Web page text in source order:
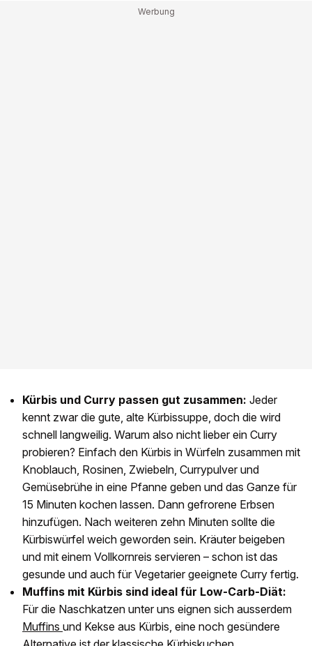
Kürbis und Curry passen gut zusammen: Jeder
kennt zwar die gute, alte Kürbissuppe, doch die wird
schnell langweilig. Warum also nicht lieber ein Curry
probieren? Einfach den Kürbis in Würfeln zusammen mit
Knoblauch, Rosinen, Zwiebeln, Currypulver und
Gemüsebrühe in eine Pfanne geben und das Ganze für
15 Minuten kochen lassen. Dann gefrorene Erbsen
hinzufügen. Nach weiteren zehn Minuten sollte die
Kürbiswürfel weich geworden sein. Kräuter beigeben
und mit einem Vollkornreis servieren – schon ist das
gesunde und auch für Vegetarier geeignete Curry fertig.
Muffins mit Kürbis sind ideal für Low-Carb-Diät:
Für die Naschkatzen unter uns eignen sich ausserdem
Muffins und Kekse aus Kürbis, eine noch gesündere